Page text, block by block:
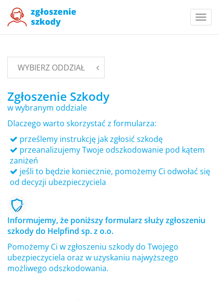
WYBIERZ ODDZIAŁ
Zgłoszenie Szkody
w wybranym oddziale
Dlaczego warto skorzystać z formularza:
prześlemy instrukcję jak zgłosić szkodę
przeanalizujemy Twoje odszkodowanie pod kątem
zaniżeń
jeśli to będzie koniecznie, pomożemy Ci odwołać się
od decyzji ubezpieczyciela
Informujemy, że poniższy formularz służy zgłoszeniu
szkody do Helpfind sp. z o.o.
Pomożemy Ci w zgłoszeniu szkody do Twojego
ubezpieczyciela oraz w uzyskaniu najwyższego
możliwego odszkodowania.